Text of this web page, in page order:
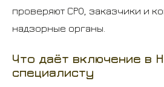
проверяют СРО, заказчики и
надзорные органы.
Что даёт включение в
специалисту